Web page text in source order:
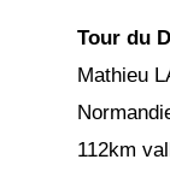
Tour du
Mathieu
112km